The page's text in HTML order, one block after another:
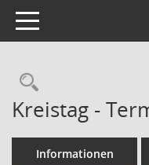
Toggle navigation
Kreistag -
Informationen